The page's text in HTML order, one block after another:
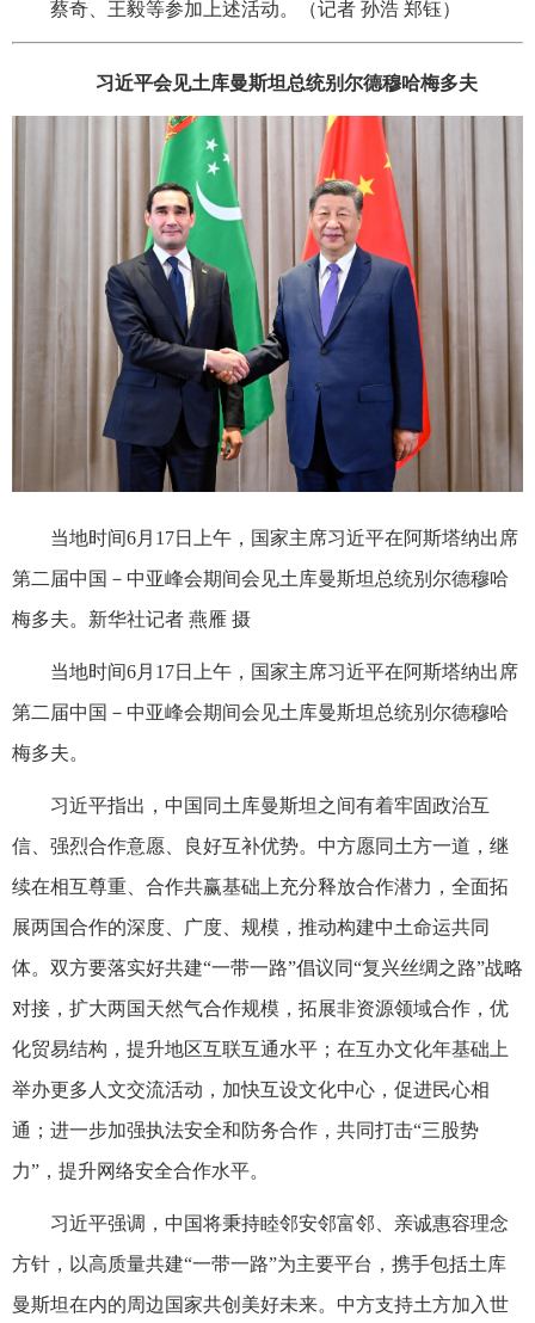
蔡奇、王毅等参加上述活动。（记者 孙浩 郑钰）
习近平会见土库曼斯坦总统别尔德穆哈梅多夫
当地时间6月17日上午，国家主席习近平在阿斯塔纳出席
第二届中国－中亚峰会期间会见土库曼斯坦总统别尔德穆哈
梅多夫。新华社记者 燕雁 摄
当地时间6月17日上午，国家主席习近平在阿斯塔纳出席
第二届中国－中亚峰会期间会见土库曼斯坦总统别尔德穆哈
梅多夫。
习近平指出，中国同土库曼斯坦之间有着牢固政治互
信、强烈合作意愿、良好互补优势。中方愿同土方一道，继
续在相互尊重、合作共赢基础上充分释放合作潜力，全面拓
展两国合作的深度、广度、规模，推动构建中土命运共同
体。双方要落实好共建“一带一路”倡议同“复兴丝绸之路”战略
对接，扩大两国天然气合作规模，拓展非资源领域合作，优
化贸易结构，提升地区互联互通水平；在互办文化年基础上
举办更多人文交流活动，加快互设文化中心，促进民心相
通；进一步加强执法安全和防务合作，共同打击“三股势
力”，提升网络安全合作水平。
习近平强调，中国将秉持睦邻安邻富邻、亲诚惠容理念
方针，以高质量共建“一带一路”为主要平台，携手包括土库
曼斯坦在内的周边国家共创美好未来。中方支持土方加入世